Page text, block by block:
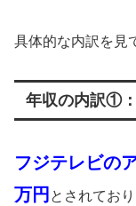
具体的な内訳を見
年収の内訳①
フジテレビの
万円 とされており